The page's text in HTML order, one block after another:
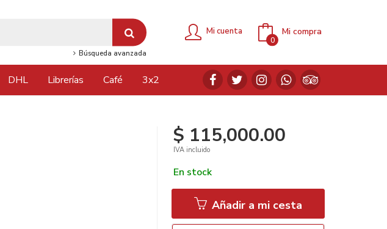
Búsqueda avanzada
Mi cuenta Mi compra
0
DHL Librerías Café 3x2
$ 115,000.00
IVA incluido
En stock
Añadir a mi cesta